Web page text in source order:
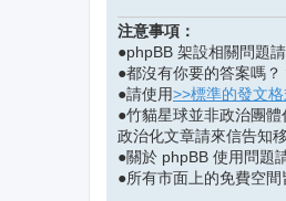
注意事項：
●phpBB 架設相關問題請
●都沒有你要的答案嗎？
●請使用>>標準的發文
●竹貓星球並非政治團
政治化文章請來信告知移
●關於 phpBB 使用問題
●所有市面上的免費空